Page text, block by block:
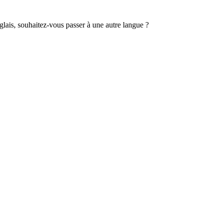
souhaitez-vous passer à une autre langue ?